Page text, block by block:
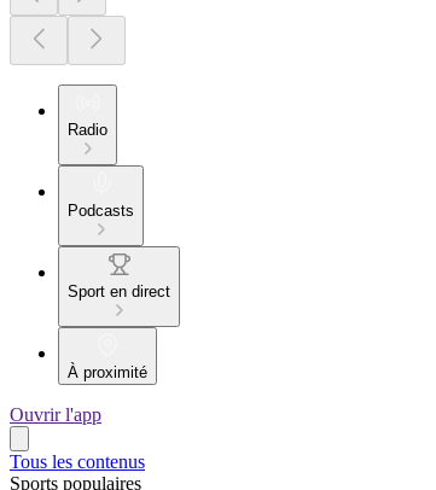
Radio
Podcasts
Sport en direct
À proximité
Ouvrir l'app
Tous les contenus
Sports populaires